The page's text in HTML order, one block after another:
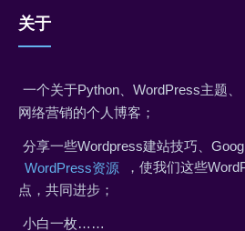
关于
一个关于Python、WordPress主题、
网络营销的个人博客；
分享一些Wordpress建站技巧、
WordPress资源
，使我们这些
点，共同进步；
小白一枚……